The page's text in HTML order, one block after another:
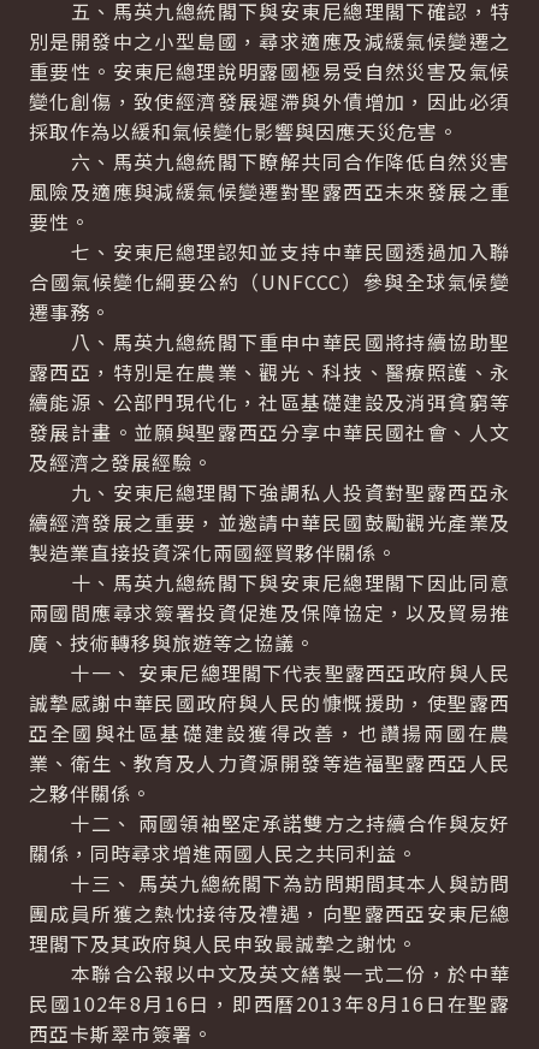
五、馬英九總統閣下與安東尼總理閣下確認，特
別是開發中之小型島國，尋求適應及減緩氣候變遷之
重要性。安東尼總理說明露國極易受自然災害及氣候
變化創傷，致使經濟發展遲滯與外債增加，因此必須
採取作為以緩和氣候變化影響與因應天災危害。
六、馬英九總統閣下瞭解共同合作降低自然災害
風險及適應與減緩氣候變遷對聖露西亞未來發展之重
要性。
七、安東尼總理認知並支持中華民國透過加入聯
合國氣候變化綱要公約（UNFCCC）參與全球氣候變
遷事務。
八、馬英九總統閣下重申中華民國將持續協助聖
露西亞，特別是在農業、觀光、科技、醫療照護、永
續能源、公部門現代化，社區基礎建設及消弭貧窮等
發展計畫。並願與聖露西亞分享中華民國社會、人文
及經濟之發展經驗。
九、安東尼總理閣下強調私人投資對聖露西亞永
續經濟發展之重要，並邀請中華民國鼓勵觀光產業及
製造業直接投資深化兩國經貿夥伴關係。
十、馬英九總統閣下與安東尼總理閣下因此同意
兩國間應尋求簽署投資促進及保障協定，以及貿易推
廣、技術轉移與旅遊等之協議。
十一、 安東尼總理閣下代表聖露西亞政府與人民
誠摯感謝中華民國政府與人民的慷慨援助，使聖露西
亞全國與社區基礎建設獲得改善，也讚揚兩國在農
業、衛生、教育及人力資源開發等造福聖露西亞人民
之夥伴關係。
十二、 兩國領袖堅定承諾雙方之持續合作與友好
關係，同時尋求增進兩國人民之共同利益。
十三、 馬英九總統閣下為訪問期間其本人與訪問
團成員所獲之熱忱接待及禮遇，向聖露西亞安東尼總
理閣下及其政府與人民申致最誠摯之謝忱。
本聯合公報以中文及英文繕製一式二份，於中華
民國102年8月16日，即西曆2013年8月16日在聖露
西亞卡斯翠市簽署。